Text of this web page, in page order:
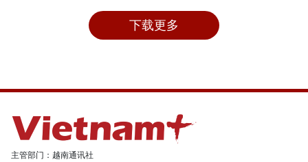
下载更多
主管部门：越南通讯社